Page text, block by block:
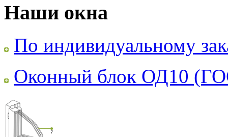
Наши окна
По индивидуальному
Оконный блок ОД10